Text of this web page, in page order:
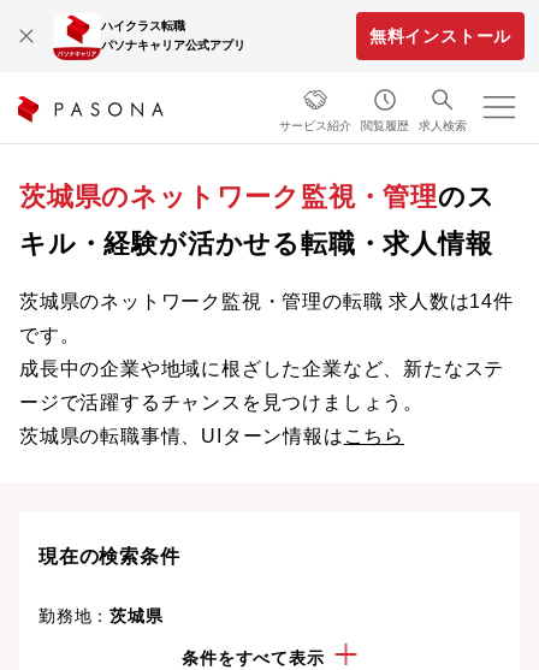
ハイクラス転職
パソナキャリア公式アプリ
無料インストール
サービス紹介 閲覧履歴 求人検索
茨城県のネットワーク監視・管理のス
キル・経験が活かせる転職・求人情報
茨城県のネットワーク監視・管理の転職 求人数は14件
です。
成長中の企業や地域に根ざした企業など、新たなステ
ージで活躍するチャンスを見つけましょう。
茨城県の転職事情、UIターン情報は こちら
現在の検索条件
勤務地：茨城県
ネットワーク監視・管理
条件をすべて表示